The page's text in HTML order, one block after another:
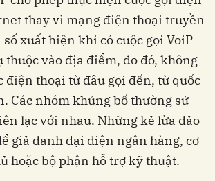
thay vì mạng điện thoại truyền
số xuất hiện khi có cuộc gọi VoiP
thuộc vào địa điểm, do đó, không
điện thoại từ đâu gọi đến, từ quốc
Các nhóm khủng bố thường sử
lạc với nhau. Những kẻ lừa đảo
giả danh đại diện ngân hàng, cơ
hoặc bộ phận hỗ trợ kỹ thuật.